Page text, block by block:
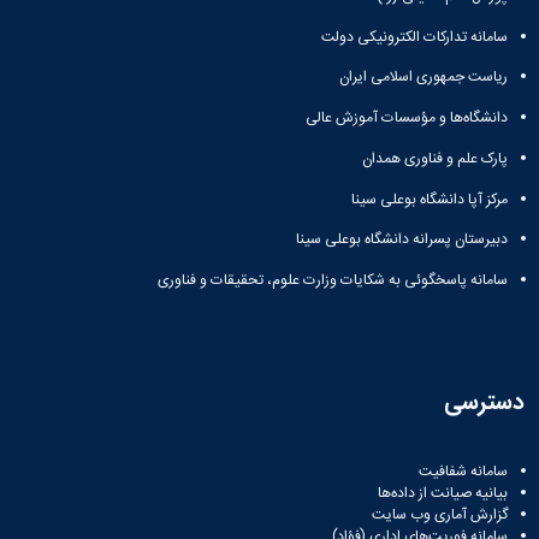
معظم
رهبری
تماس
دانشگاه
عمومی
آدرس
شماره
تلفن‌ها
کارکنان
سایر
تقویم
آموزشی
اخلاق
آموزش
دانش‌آموختگان
آزمایشگاه
باستان
آزمایشگاه
هوش
ربات
و
بینایی
آزمایشگاه
ژئوماتیک
کتابخانه
پایان
و
رساله
علم
حسابداری
صنایع
غذایی
مجتمع
آموزش
عالی
فاطمیه
نهاوند
(ویژه
زمین
چمن
ورزشی
تفریحی-
سیاحتی
باغ
موزه
تاریخ
طبیعی
(محمد)
سامانه تدارکات الکترونیکی دولت
ریاست جمهوری اسلامی ایران
دانشگاه‌ها و مؤسسات آموزش عالی
پارک علم و فناوری همدان
مرکز آپا دانشگاه بوعلی سینا
دبیرستان پسرانه دانشگاه بوعلی سینا
سامانه پاسخگوئی به شکایات وزارت علوم، تحقیقات و فناوری
دسترسی
سامانه شفافیت
بیانیه صیانت از داده‌ها
گزارش آماری وب‌ سایت